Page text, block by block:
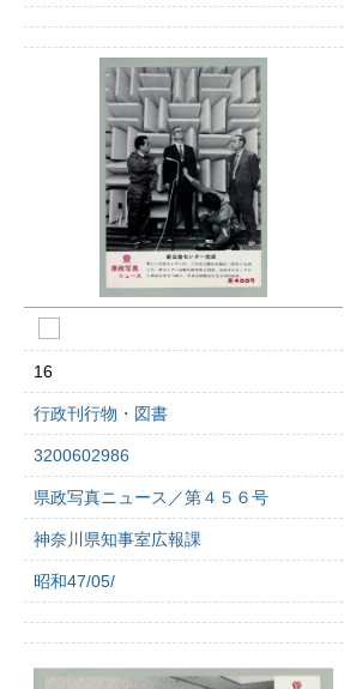
16
行政刊行物・図書
3200602986
県政写真ニュース／第４５６号
神奈川県知事室広報課
昭和47/05/